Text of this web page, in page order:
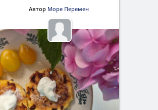
Автор Море Перемен